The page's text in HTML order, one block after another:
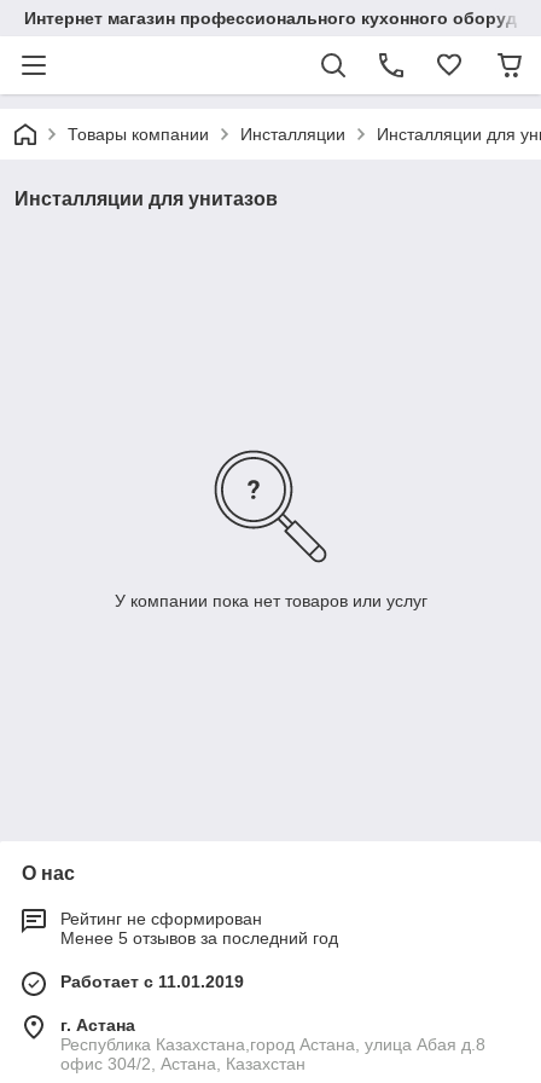
Интернет магазин профессионального кухонного
Товары компании Инсталляции Инсталляции для
Инсталляции для унитазов
У компании пока нет товаров или услуг
О нас
Рейтинг не сформирован
Менее 5 отзывов за последний год
Работает с 11.01.2019
г. Астана
Республика Казахстана,город Астана, улица Абая д.8
офис 304/2, Астана, Казахстан